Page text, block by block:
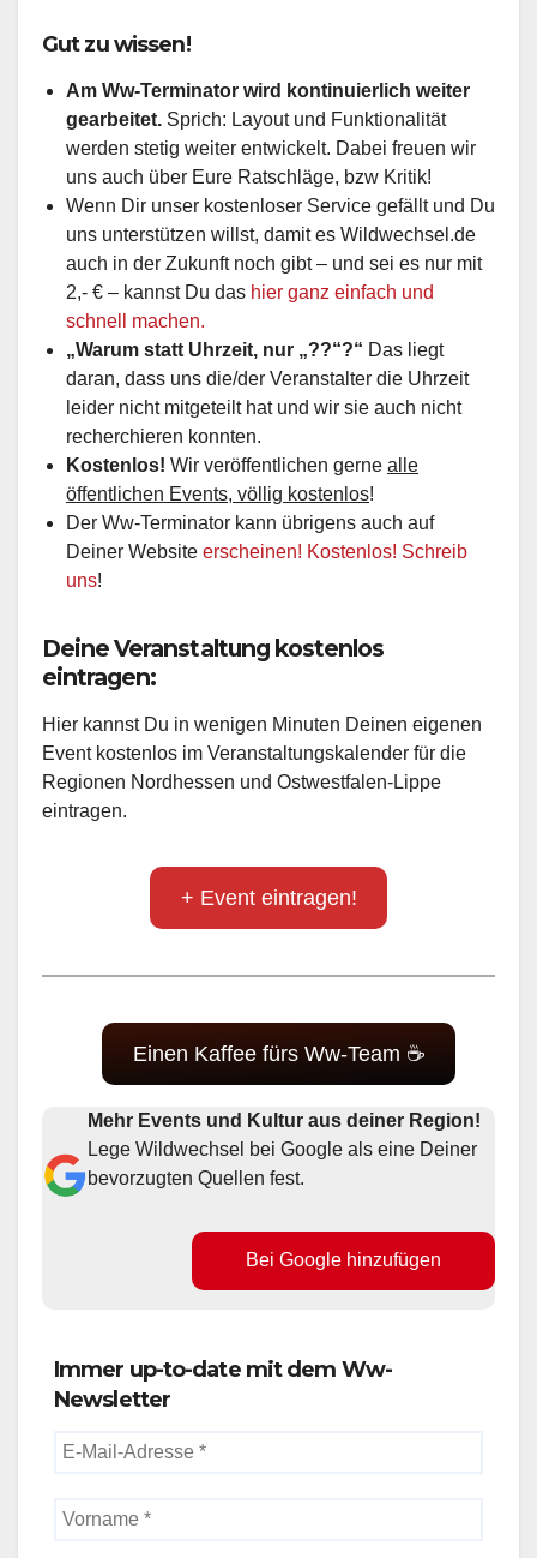
Gut zu wissen!
Am Ww-Terminator wird kontinuierlich weiter
gearbeitet. Sprich: Layout und Funktionalität
werden stetig weiter entwickelt. Dabei freuen wir
uns auch über Eure Ratschläge, bzw Kritik!
Wenn Dir unser kostenloser Service gefällt und Du
uns unterstützen willst, damit es Wildwechsel.de
auch in der Zukunft noch gibt – und sei es nur mit
2,- € – kannst Du das hier ganz einfach und
schnell machen.
„Warum statt Uhrzeit, nur „??“?“ Das liegt
daran, dass uns die/der Veranstalter die Uhrzeit
leider nicht mitgeteilt hat und wir sie auch nicht
recherchieren konnten.
Kostenlos! Wir veröffentlichen gerne alle
öffentlichen Events, völlig kostenlos!
Der Ww-Terminator kann übrigens auch auf
Deiner Website erscheinen! Kostenlos! Schreib
uns!
Deine Veranstaltung kostenlos
eintragen:
Hier kannst Du in wenigen Minuten Deinen eigenen
Event kostenlos im Veranstaltungskalender für die
Regionen Nordhessen und Ostwestfalen-Lippe
eintragen.
+ Event eintragen!
Einen Kaffee fürs Ww-Team ☕
Mehr Events und Kultur aus deiner Region!
Lege Wildwechsel bei Google als eine Deiner
bevorzugten Quellen fest.
Bei Google hinzufügen
Immer up-to-date mit dem Ww-
Newsletter